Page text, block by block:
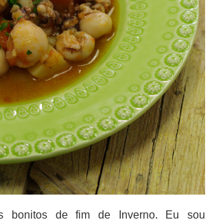
bonitos de fim de Inverno. Eu sou